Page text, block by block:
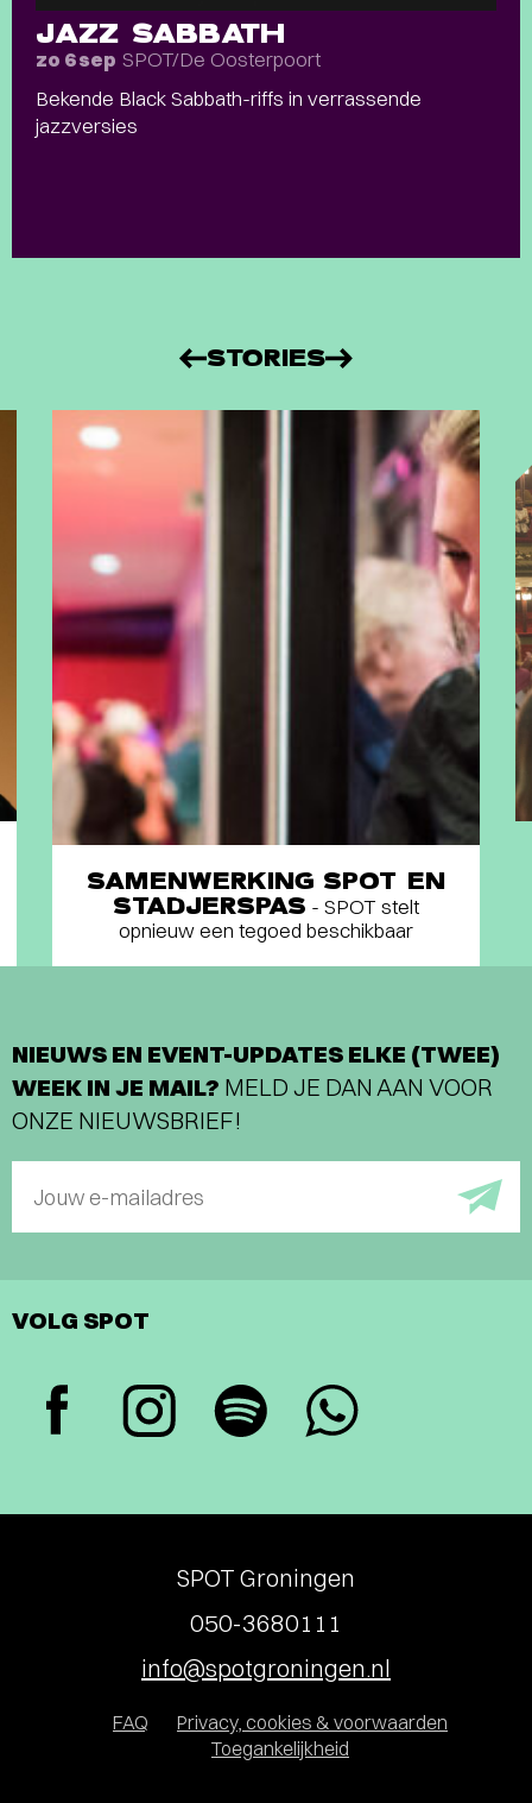
JAZZ SABBATH
zo 6 sep SPOT/De Oosterpoort
Bekende Black Sabbath-riffs in verrassende
jazzversies
STORIES
SAMENWERKING SPOT EN
STADJERSPAS - SPOT stelt
opnieuw een tegoed beschikbaar
NIEUWS EN EVENT-UPDATES ELKE (TWEE)
WEEK IN JE MAIL? MELD JE DAN AAN VOOR
ONZE NIEUWSBRIEF!
Jouw e-mailadres
VOLG SPOT
SPOT Groningen
050-3680111
info@spotgroningen.nl
FAQ
Privacy, cookies & voorwaarden
Toegankelijkheid